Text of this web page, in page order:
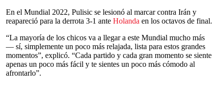
En el Mundial 2022, Pulisic se lesionó al marcar contra Irán y
reapareció para la derrota 3-1 ante Holanda en los octavos de final.
“La mayoría de los chicos va a llegar a este Mundial mucho más
— sí, simplemente un poco más relajada, lista para estos grandes
momentos”, explicó. “Cada partido y cada gran momento se siente
apenas un poco más fácil y te sientes un poco más cómodo al
afrontarlo”.